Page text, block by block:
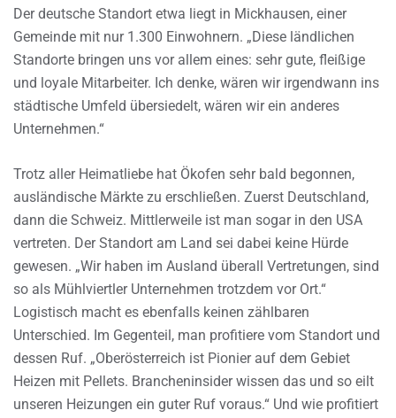
Der deutsche Standort etwa liegt in Mickhausen, einer
Gemeinde mit nur 1.300 Einwohnern. „Diese ländlichen
Standorte bringen uns vor allem eines: sehr gute, fleißige
und loyale Mitarbeiter. Ich denke, wären wir irgendwann ins
städtische Umfeld übersiedelt, wären wir ein anderes
Unternehmen.“
Trotz aller Heimatliebe hat Ökofen sehr bald begonnen,
ausländische Märkte zu erschließen. Zuerst Deutschland,
dann die Schweiz. Mittlerweile ist man sogar in den USA
vertreten. Der Standort am Land sei dabei keine Hürde
gewesen. „Wir haben im Ausland überall Vertretungen, sind
so als Mühlviertler Unternehmen trotzdem vor Ort.“
Logistisch macht es ebenfalls keinen zählbaren
Unterschied. Im Gegenteil, man profitiere vom Standort und
dessen Ruf. „Oberösterreich ist Pionier auf dem Gebiet
Heizen mit Pellets. Brancheninsider wissen das und so eilt
unseren Heizungen ein guter Ruf voraus.“ Und wie profitiert